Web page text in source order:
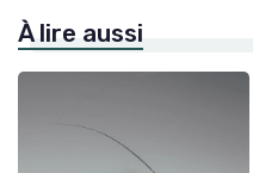
À lire aussi